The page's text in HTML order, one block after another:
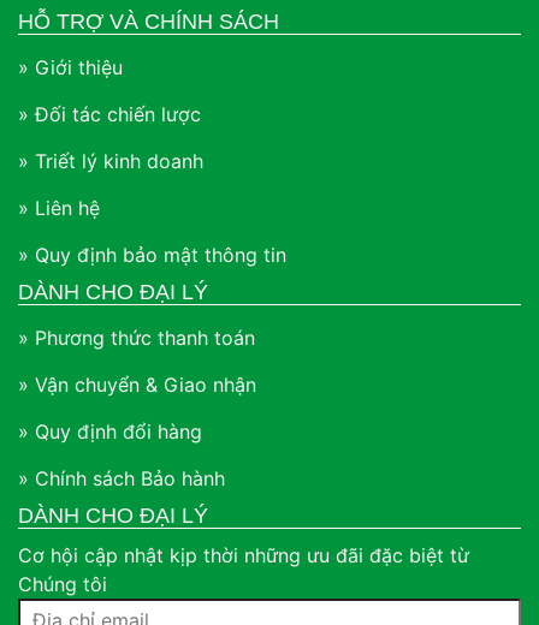
HỖ TRỢ VÀ CHÍNH SÁCH
» Giới thiệu
» Đối tác chiến lược
» Triết lý kinh doanh
» Liên hệ
» Quy định bảo mật thông tin
DÀNH CHO ĐẠI LÝ
» Phương thức thanh toán
» Vận chuyển & Giao nhận
» Quy định đổi hàng
» Chính sách Bảo hành
DÀNH CHO ĐẠI LÝ
Cơ hội cập nhật kịp thời những ưu đãi đặc biệt từ
Chúng tôi